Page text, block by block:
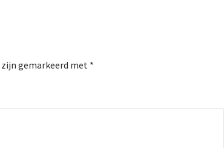
gemarkeerd met *